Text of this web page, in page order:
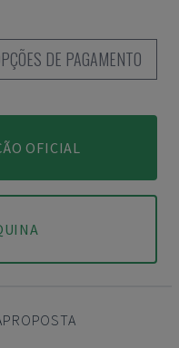
DE PAGAMENTO
OFICIAL